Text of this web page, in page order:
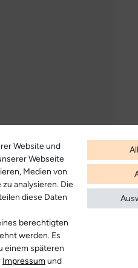
Website und
Webseite
Medien von
analysieren. Die
diese Daten
berechtigten
werden. Es
einem späteren
Impressumund